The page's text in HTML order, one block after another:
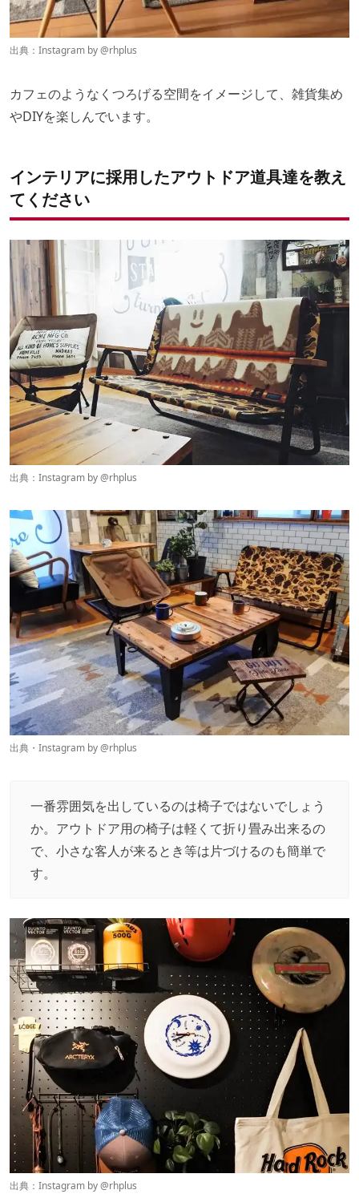
出典：Instagram by @rhplus
カフェのようなくつろげる空間をイメージして、雑貨集め
やDIYを楽しんでいます。
インテリアに採用したアウトドア道具達を教え
てください
出典：Instagram by @rhplus
出典・Instagram by @rhplus
一番雰囲気を出しているのは椅子ではないでしょう
か。アウトドア用の椅子は軽くて折り畳み出来るの
で、小さな客人が来るとき等は片づけるのも簡単で
す。
出典：Instagram by @rhplus